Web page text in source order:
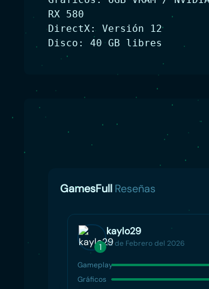
RX 580
DirectX: Versión 12
Disco: 40 GB libres
GamesFull Reseñas
1
kaylo29
12 de Febrero del 2026
Gameplay
Gráficos